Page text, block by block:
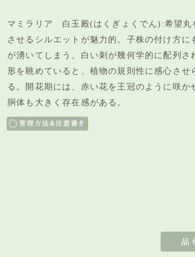
マミラリア 白玉殿(はくぎょくでん):希望丸
させるシルエットが魅力的。子株の付け方に
が湧いてしまう。白い刺が幾何学的に配列さ
形を眺めていると、植物の規則性に感心させ
る。開花期には、赤い花を王冠のように咲か
胴体も大きく存在感がある。